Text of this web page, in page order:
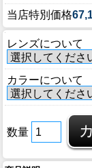
当店特別価格
レンズについて
カラーについて
数量